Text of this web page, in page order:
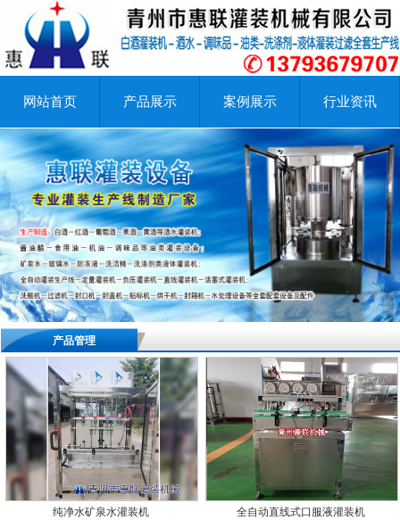
网站首页 产品展示 案例展示 行业资讯
产品管理
纯净水矿泉水灌装机 全自动直线式口服液灌装机